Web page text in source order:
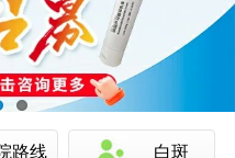
路线 白斑